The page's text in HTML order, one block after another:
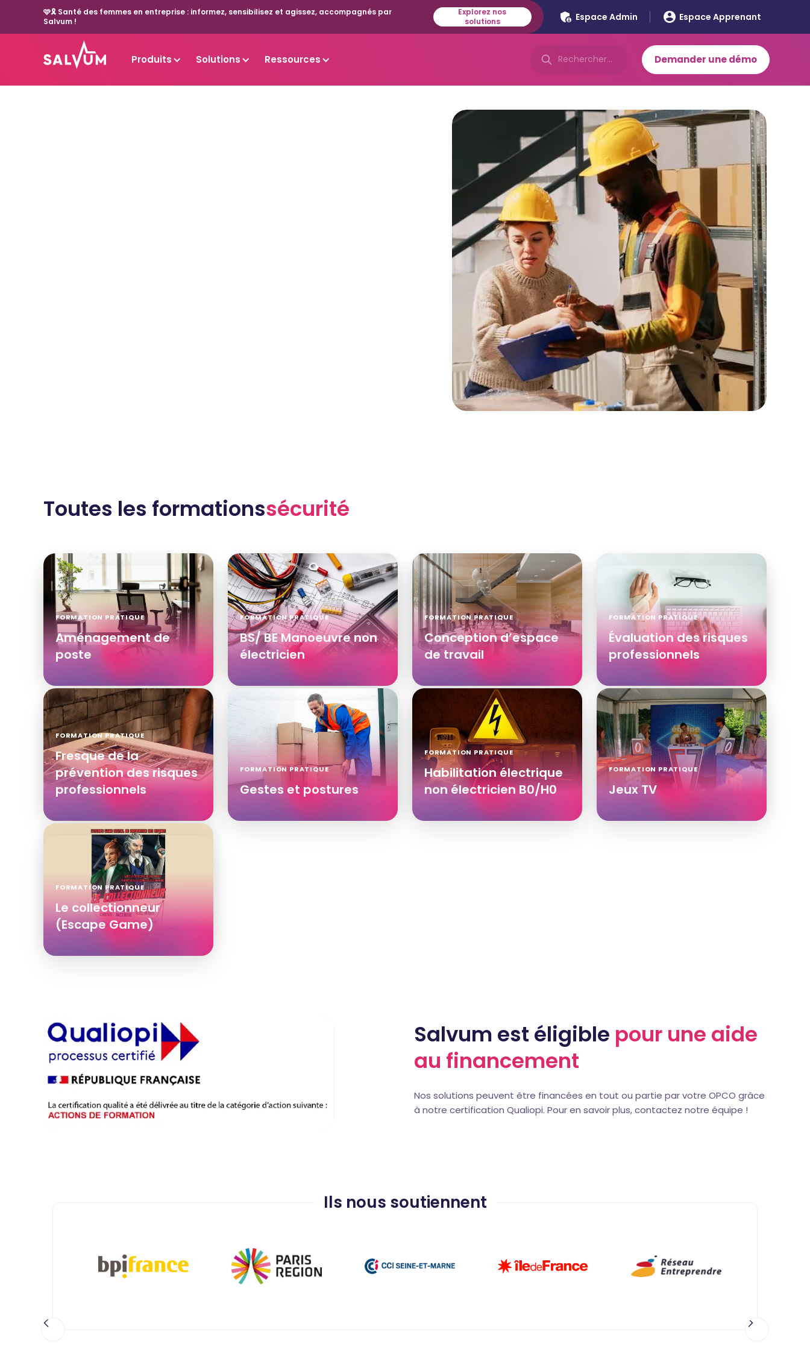
🩷🎗️ Santé des femmes en entreprise : informez, sensibilisez et agissez, accompagnés par
Salvum !
Explorez nos
solutions
Espace Admin Espace Apprenant
Produits Solutions Ressources Demander une démo
Toutes les formationssécurité
FORMATION PRATIQUE
Aménagement de
poste
FORMATION PRATIQUE
BS/ BE Manoeuvre non
électricien
FORMATION PRATIQUE
Conception d’espace
de travail
FORMATION PRATIQUE
Évaluation des risques
professionnels
FORMATION PRATIQUE
Fresque de la
prévention des risques
professionnels
FORMATION PRATIQUE
Gestes et postures
FORMATION PRATIQUE
Habilitation électrique
non électricien B0/H0
FORMATION PRATIQUE
Jeux TV
FORMATION PRATIQUE
Le collectionneur
(Escape Game)
Salvum est éligible pour une aide
au financement
Nos solutions peuvent être financées en tout ou partie par votre OPCO grâce
à notre certification Qualiopi. Pour en savoir plus, contactez notre équipe !
Ils nous soutiennent